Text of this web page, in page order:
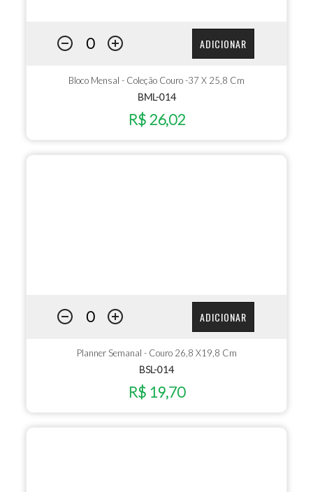
ADICIONAR
Bloco Mensal - Coleção Couro -37 X 25,8 Cm
BML-014
R$ 26,02
ADICIONAR
Planner Semanal - Couro 26,8 X19,8 Cm
BSL-014
R$ 19,70